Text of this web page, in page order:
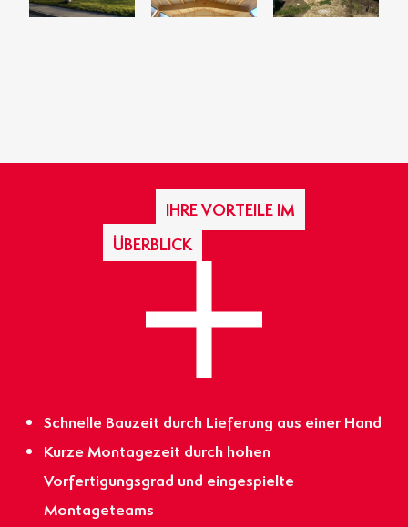
IHRE VORTEILE IM
ÜBERBLICK
Schnelle Bauzeit durch Lieferung aus einer Hand
Kurze Montagezeit durch hohen
Vorfertigungsgrad und eingespielte
Montageteams